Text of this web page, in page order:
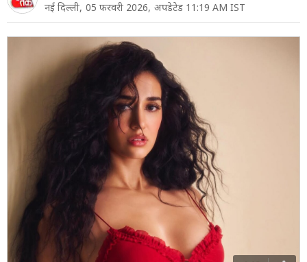
नई दिल्ली, 05 फरवरी 2026, अपडेटेड 11:19 AM IST